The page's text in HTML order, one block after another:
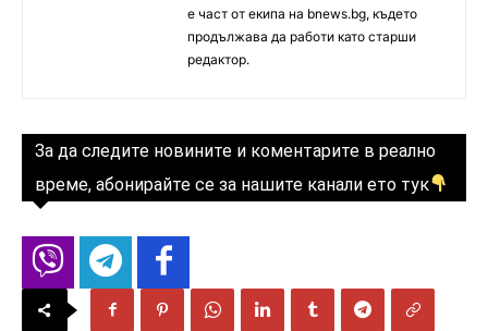
е част от екипа на bnews.bg, където
продължава да работи като старши
редактор.
За да следите новините и коментарите в реално
време, абонирайте се за нашите канали ето тук